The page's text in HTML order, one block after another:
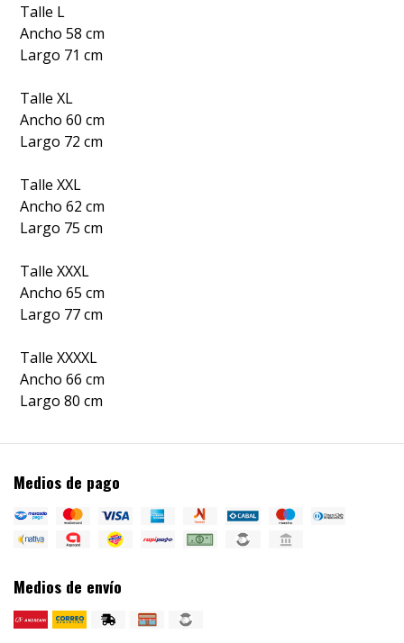
Talle L
Ancho 58 cm
Largo 71 cm
Talle XL
Ancho 60 cm
Largo 72 cm
Talle XXL
Ancho 62 cm
Largo 75 cm
Talle XXXL
Ancho 65 cm
Largo 77 cm
Talle XXXXL
Ancho 66 cm
Largo 80 cm
Medios de pago
Medios de envío